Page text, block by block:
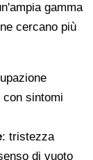
gamma
cercano più
sintomi
: tristezza
di vuoto